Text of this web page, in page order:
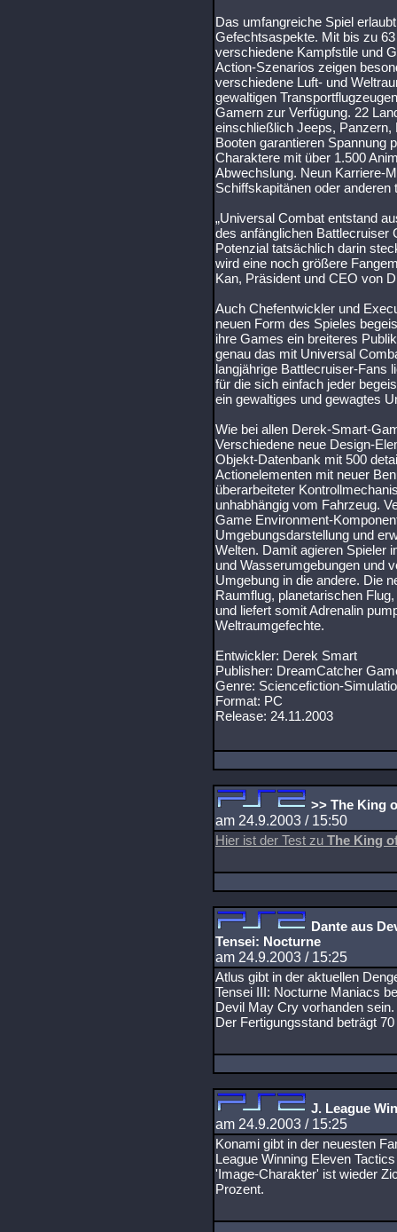
Das umfangreiche Spiel
Gefechtsaspekte. Mit bis zu
verschiedene Kampfstile und
Action-Szenarios zeigen
verschiedene Luft- und
gewaltigen
Gamern zur Verfügung. 22
einschließlich Jeeps,
Booten garantieren Spannung
Charaktere mit über 1.500
Abwechslung. Neun Karriere-
Schiffskapitänen oder anderen
„Universal Combat entstand
des anfänglichen Battlecruiser
Potenzial tatsächlich darin
wird eine noch größere
Kan, Präsident und CEO von
Auch Chefentwickler und
neuen Form des Spieles
ihre Games ein breiteres
genau das mit Universal
langjährige Battlecruiser-Fans
für die sich einfach jeder
ein gewaltiges und gewagtes
Wie bei allen Derek-Smart-
Verschiedene neue Design-
Objekt-Datenbank mit 500
Actionelementen mit neuer
überarbeiteter
unhabhängig vom Fahrzeug.
Game Environment-
Umgebungsdarstellung und
Welten. Damit agieren Spieler
und Wasserumgebungen und
Umgebung in die andere. Die
Raumflug, planetarischen
und liefert somit Adrenalin
Weltraumgefechte.
Entwickler: Derek Smart
Publisher: DreamCatcher
Genre: Sciencefiction-
Format: PC
Release: 24.11.2003
>> The King
am 24.9.2003 / 15:50
Hier ist der Test zu The King
Dante aus
Tensei: Nocturne
am 24.9.2003 / 15:25
Atlus gibt in der aktuellen
Tensei III: Nocturne Maniacs
Devil May Cry vorhanden sein.
Der Fertigungsstand beträgt
J. League
am 24.9.2003 / 15:25
Konami gibt in der neuesten
League Winning Eleven
'Image-Charakter' ist wieder
Prozent.